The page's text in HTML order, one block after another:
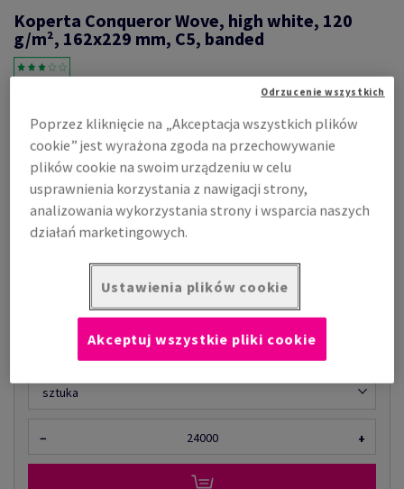
Koperta Conqueror Wove, high white, 120
g/m², 162x229 mm, C5, banded
koperta zamyk. po długim boku C5, 162 x 229 mm banded bez okna
Conqueror, Wove, gładki, high white, samoprzylepna z paskiem,
zamknięcie klapka prosto, 120g/m2, woodfree ECF with 15% cotton,
karton 250 sztuk
Zobacz dane techniczne
Udostępnij
Cena z uwzględnieniem VAT
OGRANICZONA DOSTĘPNOŚĆ
Ilość produktu
sztuka
− +
Poprzez kliknięcie na „Akceptacja wszystkich plików
cookie” jest wyrażona zgoda na przechowywanie
plików cookie na swoim urządzeniu w celu
usprawnienia korzystania z nawigacji strony,
analizowania wykorzystania strony i wsparcia naszych
działań marketingowych.
Ustawienia plików cookie
Odrzucenie wszystkich
Akceptuj wszystkie pliki cookie